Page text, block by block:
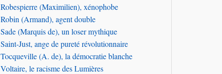
Robespierre (Maximilien), xénophobe
Robin (Armand), agent double
Sade (Marquis de), un loser mythique
Saint-Just, ange de pureté révolutionnaire
Tocqueville (A. de), la démocratie blanche
Voltaire, le racisme des Lumières